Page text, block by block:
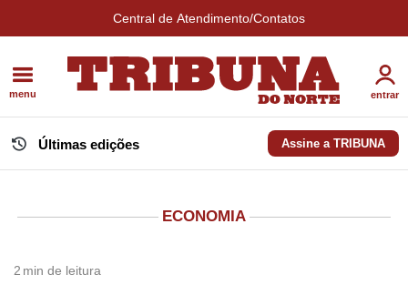
Central de Atendimento/Contatos
menu entrar
Últimas edições Assine a TRIBUNA
ECONOMIA
2 min de leitura